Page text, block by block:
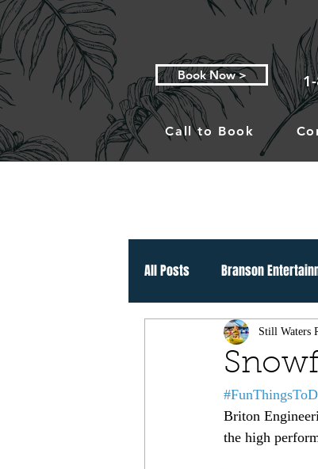
Book Now >
Call to Book
All Posts Branson
Still Waters
Briton
the high